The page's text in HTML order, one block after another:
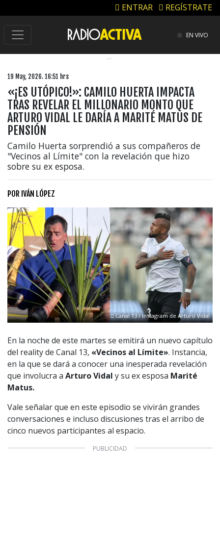
ENTRAR REGÍSTRATE
EN VIVO
19 May, 2026. 16:51 hrs
«¡ES UTÓPICO!»: CAMILO HUERTA IMPACTA
TRAS REVELAR EL MILLONARIO MONTO QUE
ARTURO VIDAL LE DARÍA A MARITÉ MATUS DE
PENSIÓN
Camilo Huerta sorprendió a sus compañeros de
"Vecinos al Límite" con la revelación que hizo
sobre su ex esposa.
POR IVÁN LÓPEZ
Canal 13 / Instagram de Arturo Vidal
En la noche de este martes se emitirá un nuevo capítulo
del reality de Canal 13, «Vecinos al Límite». Instancia,
en la que se dará a conocer una inesperada revelación
que involucra a Arturo Vidal y su ex esposa Marité
Matus.
Vale señalar que en este episodio se vivirán grandes
conversaciones e incluso discusiones tras el arribo de
cinco nuevos participantes al espacio.